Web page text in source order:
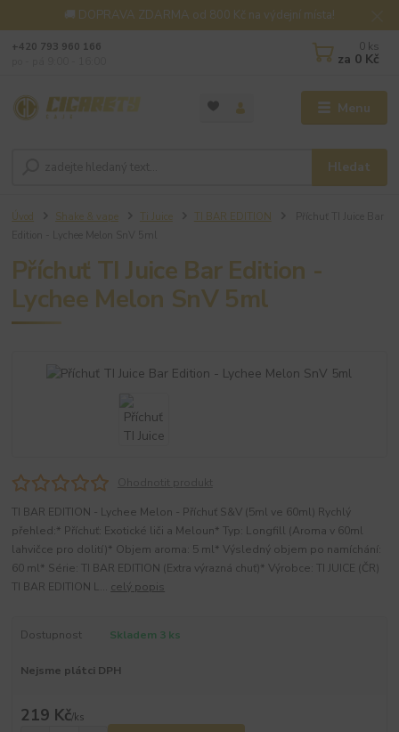
🚚 DOPRAVA ZDARMA od 800 Kč na výdejní místa!
Menu
Hledat
+420 793 960 166
0 ks
za 0 Kč
Úvod Shake & vape Ti Juice TI BAR EDITION
Příchuť TI Juice Bar Edition -
Lychee Melon SnV 5ml
TI BAR EDITION - Lychee Melon - Příchuť S&V (5ml ve 60ml) Rychlý
přehled:* Příchuť: Exotické liči a Meloun* Typ: Longfill (Aroma v 60ml
lahvičce pro dolití)* Objem aroma: 5 ml* Výsledný objem po namíchání:
60 ml* Série: TI BAR EDITION (Extra výrazná chuť)* Výrobce: TI JUICE (ČR)
TI BAR EDITION L... celý popis
Dostupnost Skladem 3 ks
Nejsme plátci DPH
219 Kč/ks